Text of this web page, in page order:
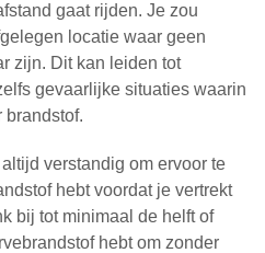
gaat rijden. Je zou
locatie waar geen
zijn. Dit kan leiden tot
gevaarlijke situaties waarin
brandstof.
verstandig om ervoor te
hebt voordat je vertrekt
bij tot minimaal de helft of
hebt om zonder